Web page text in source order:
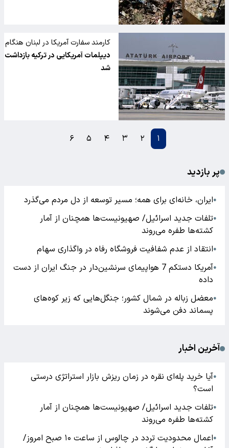
کارمند سفارت آمریکا در لبنان هنگام
خروج از ترکیه دستگیر شد
دیپلمات آمریکایی در ترکیه بازداشت
شد
۱ ۲ ۳ ۴ ۵ ۶
پر بازدید
●ایران، خانه‌ای برای همه؛ مسیر توسعه از دل مردم می‌گذرد
●تلفات جدید اسرائیل/ صهیونیست‌ها همچنان از آمار
کشته‌ها طفره می‌روند
●انتقاد از عدم شفافیت فروشگاه رفاه در واگذاری سهام
●
آمریکا دستکم 7 هواپیمای سرنشین‌دار در جنگ ایران از دست
داده
●معضل زباله در شمال کشور؛ جنگل‌هایی که زیر کوه‌های
پسماند دفن می‌شوند
آخرین اخبار
●آیا خرید پله‌ای نقره در زمان ریزش بازار استراتژی درستی
است؟
●تلفات جدید اسرائیل/ صهیونیست‌ها همچنان از آمار
کشته‌ها طفره می‌روند
●
اعمال محدودیت تردد در چالوس از ساعت ۱۰ صبح امروز/